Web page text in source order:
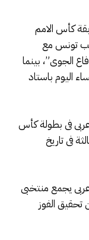
كأس الامم
تونس مع
الجوى”، بينما
اليوم باستاد
فى بطولة كأس
فى تاريخ
عربى يجمع منتخبى
الفوز